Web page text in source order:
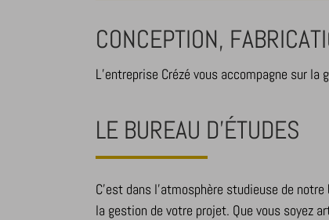
CONCEPTION,
L’entreprise Crézé vous accompagne sur
LE BUREAU D’ÉTUDES
C’est dans l’atmosphère studieuse de
la gestion de votre projet. Que vous soyez